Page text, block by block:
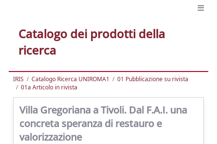
Catalogo dei prodotti della
ricerca
IRIS Catalogo Ricerca UNIROMA1
01 Pubblicazione su rivista
01a Articolo in rivista
Villa Gregoriana a Tivoli. Dal F.A.I. una
concreta speranza di restauro e
valorizzazione